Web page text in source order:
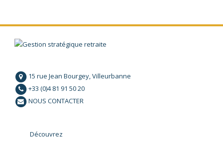
15 rue Jean Bourgey, Villeurbanne
+33 (0)4 81 91 50 20
NOUS CONTACTER
Découvrez